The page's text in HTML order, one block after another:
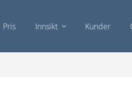
Pris Innsikt Kunder